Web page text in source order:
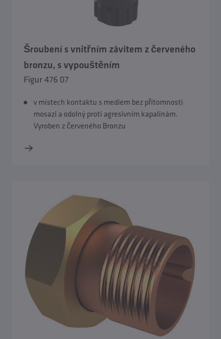
Šroubení s vnitřním závitem z červeného
bronzu, s vypouštěním
Figur 476 07
v místech kontaktu s mediem bez přítomnosti
mosazi a odolný proti agresivním kapalinám.
Vyroben z červeného Bronzu